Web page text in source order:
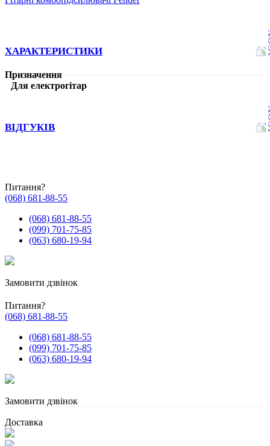
ХАРАКТЕРИСТИКИ
Призначення
Для електрогітар
ВІДГУКІВ
Питання?
(068) 681-88-55
(068) 681-88-55
(099) 701-75-85
(063) 680-19-94
Замовити дзвінок
Питання?
(068) 681-88-55
(068) 681-88-55
(099) 701-75-85
(063) 680-19-94
Замовити дзвінок
Доставка